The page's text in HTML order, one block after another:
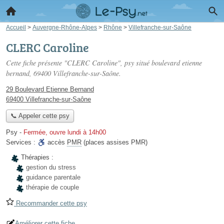
Accueil > Auvergne-Rhône-Alpes > Rhône > Villefranche-sur-Saône
CLERC Caroline
Cette fiche présente "CLERC Caroline", psy situé boulevard etienne
bernand, 69400 Villefranche-sur-Saône.
29 Boulevard Etienne Bernand
69400 Villefranche-sur-Saône
📞 Appeler cette psy
Psy - Fermée, ouvre lundi à 14h00
Services :
accès PMR (places assises PMR)
Thérapies :
gestion du stress
guidance parentale
thérapie de couple
Recommander cette psy